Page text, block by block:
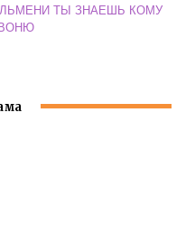
ТЫ ЗНАЕШЬ КОМУ